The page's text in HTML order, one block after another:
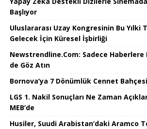
Başlıyor
Uluslararası Uzay Kongresinin Bu Yılki
Gelecek İçin Küresel İşbirliği
Newstrendline.Com: Sadece Haberlere
de Göz Atın
Bornova’ya 7 Dönümlük Cennet Bahçesi
LGS 1. Nakil Sonuçları Ne Zaman
MEB’de
Husiler, Suudi Arabistan’daki Aramco